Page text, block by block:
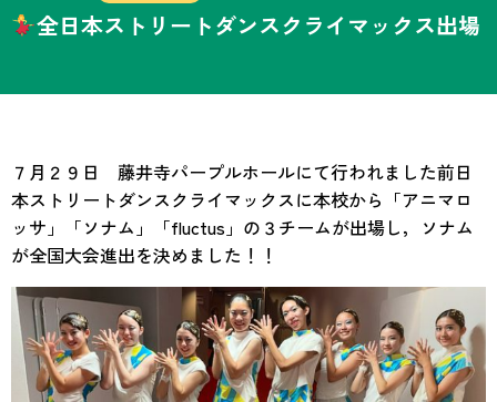
全日本ストリートダンスクライマックス出場
７月２９日 藤井寺パープルホールにて行われました前日
本ストリートダンスクライマックスに本校から「アニマロ
ッサ」「ソナム」「fluctus」の３チームが出場し，ソナム
が全国大会進出を決めました！！